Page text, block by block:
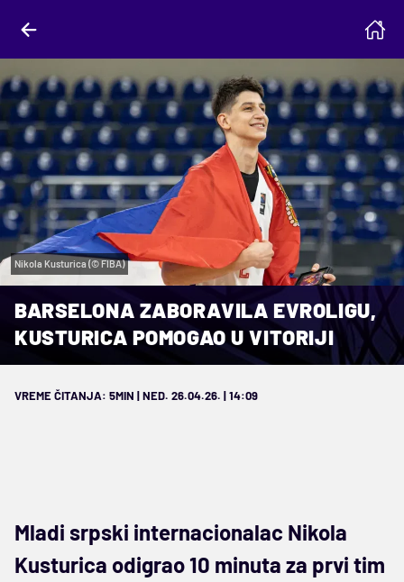
Nikola Kusturica (© FIBA)
BARSELONA ZABORAVILA EVROLIGU,
KUSTURICA POMOGAO U VITORIJI
VREME ČITANJA: 5MIN | NED. 26.04.26. | 14:09
Mladi srpski internacionalac Nikola
Kusturica odigrao 10 minuta za prvi tim